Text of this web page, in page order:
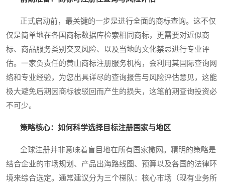
正式启动前，最关键的一步是进行全面的商标查询。这不仅
仅是简单地在各国商标数据库检索相同商标，更需要对近似商
标、商品服务类别交叉风险、以及当地的文化禁忌进行专业评
估。一家负责任的黄山商标注册服务机构，会利用其国际查询网
络和专业经验，为您出具详尽的查询报告与风险评估意见，这能
极大避免后期因商标被驳回而产生的损失，这笔前期查询投资必
不可少。
策略核心：如何科学选择目标注册国家与地区
全球注册并非意味着盲目地在所有国家撒网。精明的策略是
结合企业的市场规划、产品出海路线图、预算以及各国的法律环
境来综合选定。通常建议分为三个梯队：核心市场（现有业务所